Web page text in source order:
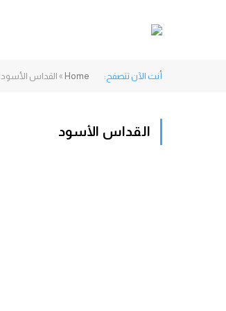
أنت الآن تتصفح: Home
» القداس الأسود
القداس الأسود